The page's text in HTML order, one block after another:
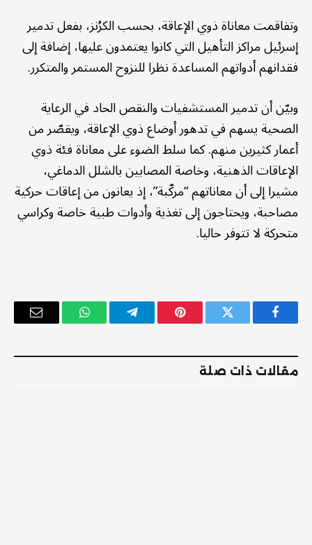
وتفاقمت معاناة ذوي الإعاقة، بحسب الكرُنز، بفعل تدمير
إسرئيل مراكز التأهيل التي كانوا يعتمدون عليها، إضافة إلى
فقدانهم أدواتهم المساعدة نظرا للنزوح المستمر والمتكرر.
وبيّن أن تدمير المستشفيات والنقص الحاد في الرعاية
الصحية يسهم في تدهور أوضاع ذوي الإعاقة، ويقصّر من
أعمار كثيرين منهم. كما سلط الضوء على معاناة فئة ذوي
الإعاقات الذهنية، وخاصة المصابين بالشلل الدماغي،
مشيرا إلى أن معاناتهم “مركّبة”، إذ يعانون من إعاقات حركية
مصاحبة، ويحتاجون إلى تغذية وأدوات طبية خاصة وكراسي
متحركة لا تتوفر حاليا.
فيسبوك تويتر بينتيريستتيلقرام واتساب
البريد
مقالات ذات صلة